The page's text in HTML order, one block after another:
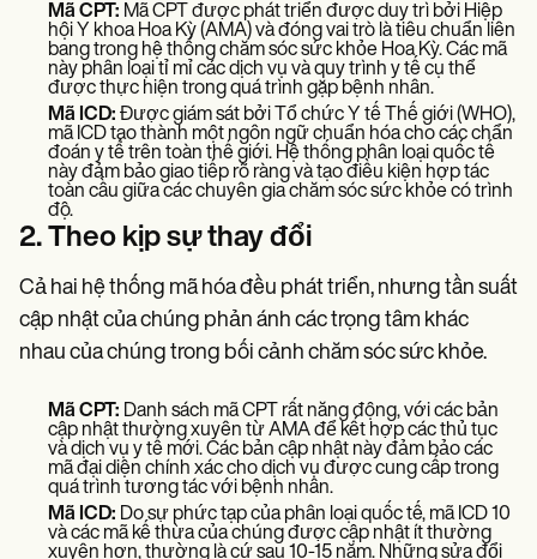
Mã CPT: Mã CPT được phát triển được duy trì bởi Hiệp
hội Y khoa Hoa Kỳ (AMA) và đóng vai trò là tiêu chuẩn liên
bang trong hệ thống chăm sóc sức khỏe Hoa Kỳ. Các mã
này phân loại tỉ mỉ các dịch vụ và quy trình y tế cụ thể
được thực hiện trong quá trình gặp bệnh nhân.
Mã ICD: Được giám sát bởi Tổ chức Y tế Thế giới (WHO),
mã ICD tạo thành một ngôn ngữ chuẩn hóa cho các chẩn
đoán y tế trên toàn thế giới. Hệ thống phân loại quốc tế
này đảm bảo giao tiếp rõ ràng và tạo điều kiện hợp tác
toàn cầu giữa các chuyên gia chăm sóc sức khỏe có trình
độ.
2. Theo kịp sự thay đổi
Cả hai hệ thống mã hóa đều phát triển, nhưng tần suất
cập nhật của chúng phản ánh các trọng tâm khác
nhau của chúng trong bối cảnh chăm sóc sức khỏe.
Mã CPT: Danh sách mã CPT rất năng động, với các bản
cập nhật thường xuyên từ AMA để kết hợp các thủ tục
và dịch vụ y tế mới. Các bản cập nhật này đảm bảo các
mã đại diện chính xác cho dịch vụ được cung cấp trong
quá trình tương tác với bệnh nhân.
Mã ICD: Do sự phức tạp của phân loại quốc tế, mã ICD 10
và các mã kế thừa của chúng được cập nhật ít thường
xuyên hơn, thường là cứ sau 10-15 năm. Những sửa đổi